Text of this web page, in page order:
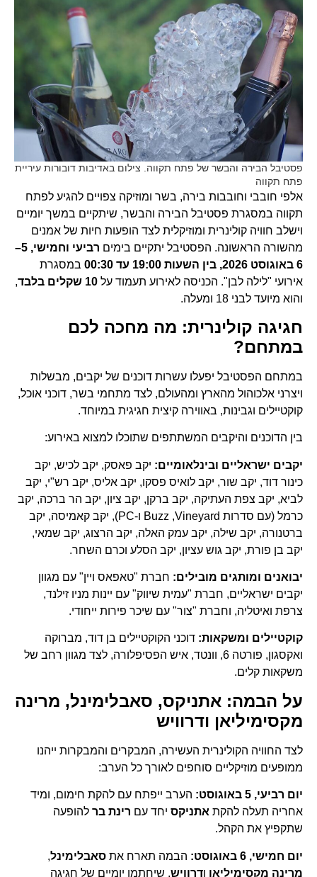
פסטיבל הבירה והבשר של פתח תקווה. צילום באדיבות דובורות עיריית
פתח תקווה
אלפי חובבי וחובבות בירה, בשר ומוזיקה צפויים להגיע לפתח
תקווה במסגרת פסטיבל הבירה והבשר, שיתקיים במשך יומיים
וישלב חוויה קולינרית ומוזיקלית לצד הופעות חיות של אמנים
מהשורה הראשונה. הפסטיבל יתקיים בימים
רביעי וחמישי, 5–
6 באוגוסט 2026, בין השעות 19:00 עד 00:30
במסגרת
אירועי "לילה לבן". הכניסה לאירוע תעמוד על 10 שקלים בלבד
,
והוא מיועד לבני 18 ומעלה.
חגיגה קולינרית: מה מחכה לכם
במתחם?
במתחם הפסטיבל יפעלו עשרות דוכנים של יקבים, מבשלות
ויצרני אלכוהול מהארץ ומהעולם, לצד מתחמי בשר, דוכני אוכל,
קוקטיילים וגבינות, באווירה קיצית חגיגית במיוחד.
בין הדוכנים והיקבים המשתתפים שתוכלו למצוא באירוע:
יקבים ישראליים ובינלאומיים: יקב פאסק, יקב לכיש, יקב
כינור דוד, יקב שור, יקב לואיס פסקו, יקב אליס, יקב רש"י, יקב
לביא, יקב צפת העתיקה, יקב ברקן, יקב ציון, יקב הר ברכה, יקב
כרמל (עם סדרות Buzz ,Vineyard ו-PC), יקב קאמיסה, יקב
ברטנורה, יקב שילה, יקב עמק האלה, יקב הרצוג, יקב שמאי,
יקב בן פורת, יקב גוש עציון, יקב הסלע וכרם השחר.
יבואנים ומותגים מובילים: חברת "טאפאס ויין" עם מגוון
יקבים ישראליים, חברת "עמית שיווק" עם יינות מניו זילנד,
צרפת ואיטליה, וחברת "צור" עם שיכר פירות ייחודי.
קוקטיילים ומשקאות: דוכני הקוקטיילים בן דוד, מברוקה
ואקסגון, פורטה 6, וונטד, איש הפסיפלורה, לצד מגוון רחב של
משקאות קלים.
על הבמה: אתניקס, סאבלימינל, מרינה
מקסימיליאן ודרוויש
לצד החוויה הקולינרית העשירה, המבקרים והמבקרות ייהנו
ממופעים מוזיקליים סוחפים לאורך כל הערב:
יום רביעי, 5 באוגוסט:
הערב ייפתח עם להקת חימום, ומיד
אחריה תעלה להקת אתניקס יחד עם רינת בר להופעה
שתקפיץ את הקהל.
יום חמישי, 6 באוגוסט: הבמה תארח את סאבלימינל,
מרינה מקסימיליאן ודרוויש, שיחתמו יומיים של חגיגה